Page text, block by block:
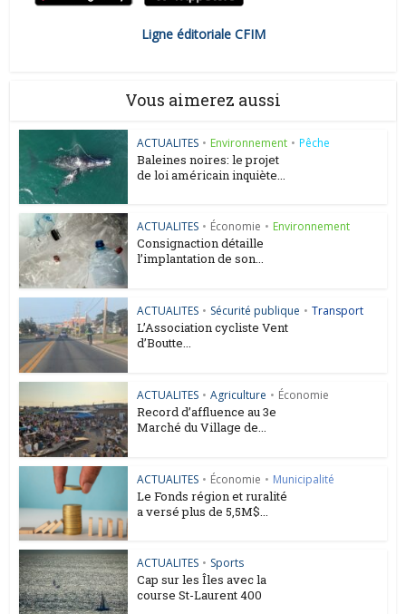
Ligne éditoriale CFIM
Vous aimerez aussi
ACTUALITES • Environnement • Pêche
Baleines noires: le projet
de loi américain inquiète...
ACTUALITES • Économie • Environnement
Consignaction détaille
l’implantation de son...
ACTUALITES • Sécurité publique • Transport
L’Association cycliste Vent
d’Boutte...
ACTUALITES • Agriculture • Économie
Record d’affluence au 3e
Marché du Village de...
ACTUALITES • Économie • Municipalité
Le Fonds région et ruralité
a versé plus de 5,5M$...
ACTUALITES • Sports
Cap sur les Îles avec la
course St-Laurent 400